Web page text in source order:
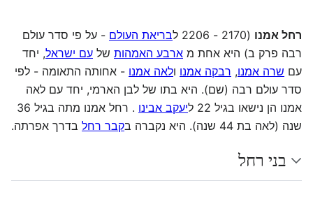
רחל אמנו (2170 - 2206 ל בריאת העולם - על פי סדר עולם
רבה פרק ב) היא אחת מ ארבע האמהות של עם ישראל, יחד
עם שרה אמנו, רבקה אמנו ולאה אמנו - אחותה התאומה - לפי
סדר עולם רבה (שם). היא בתו של לבן הארמי, יחד עם לאה
אמנו הן נישאו בגיל 22 ל
יעקב אבינו
. רחל אמנו מתה בגיל 36
שנה (לאה בת 44 שנה). היא נקברה ב
קבר רחל בדרך אפרתה.
בני רחל